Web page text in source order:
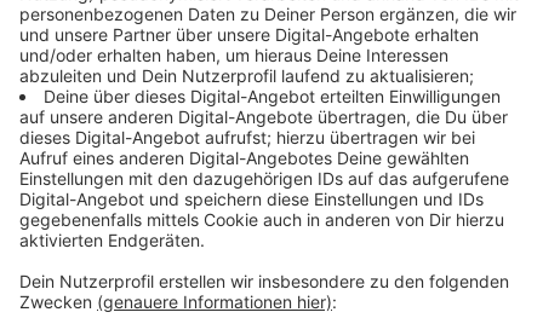
das Kleingeld verzichten und das Parkticket mit dem
Handy zahlen. Wie das genau geht, steht auf
Aufklebern auf den Parkautomaten. Die Parkzeit
bezahlen geht zum Beispiel per App, Anruf oder SMS
und kann je nach Bedarf verkürzt oder verlängert
werden. Das Ordnungsamt kann dann in einem
zentralen Online-System überprüfen, ob wir ein Ticket
gezogen haben. Das Smartparking-System gibt es
auch schon in Coesfeld, Dorsten und Dinslaken.
Anzeige